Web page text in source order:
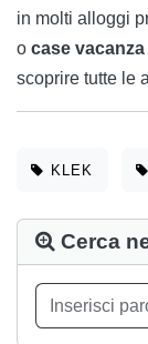
in molti alloggi
o case vacanza
scoprire tutte le
KLEK
Cerca